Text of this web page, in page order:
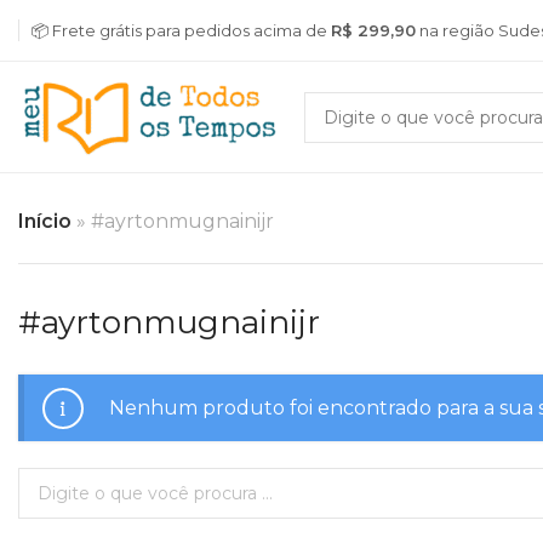
📦 Frete grátis para pedidos acima de R$ 299,90 na região
Início » #ayrtonmugnainijr
#ayrtonmugnainijr
Nenhum produto foi encontrado para a sua